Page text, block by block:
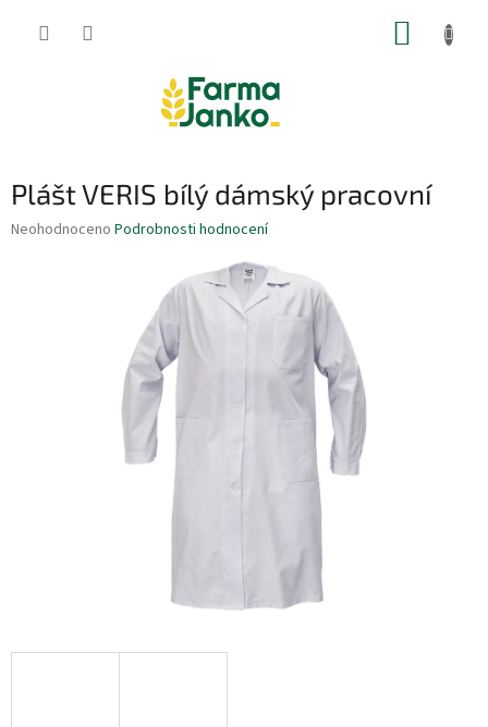
Plášt VERIS bílý dámský pracovní
Průměrné
Neohodnoceno Podrobnosti hodnocení